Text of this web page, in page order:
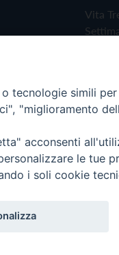
Vita
- Vita
tecnologie simili
"miglioramento
acconsenti
le tue
i soli cookie